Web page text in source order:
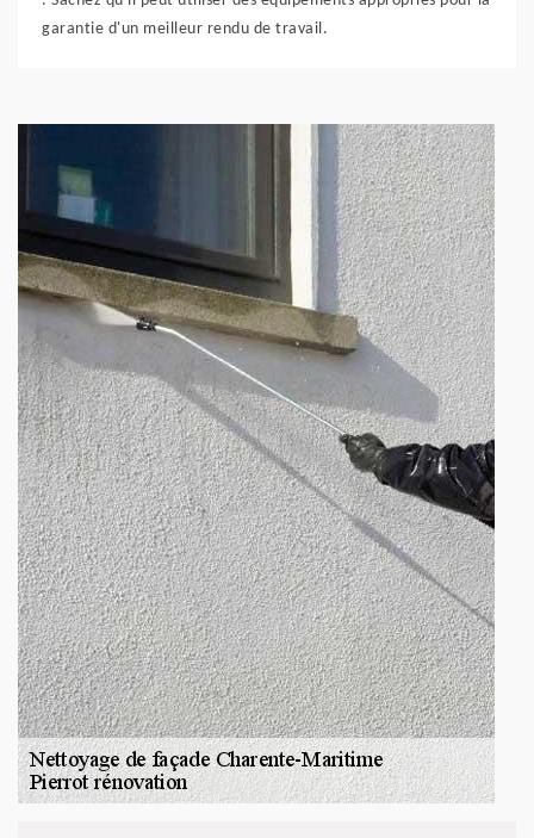
garantie d'un meilleur rendu de travail.